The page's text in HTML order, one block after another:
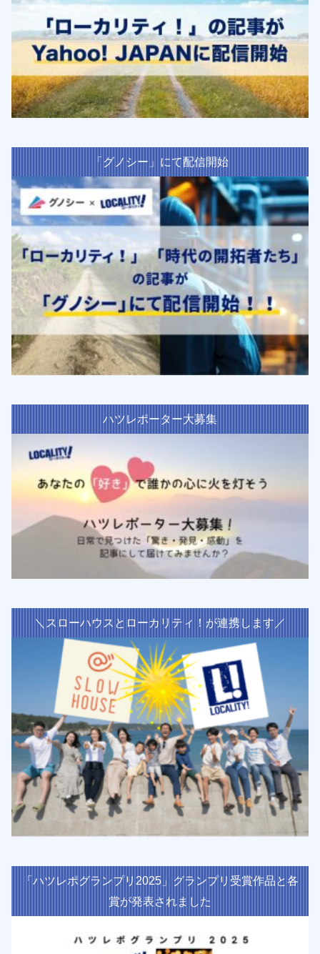
「グノシー」にて配信開始
ハツレポーター大募集
＼スローハウスとローカリティ！が連携します／
「ハツレポグランプリ2025」グランプリ受賞作品と各
賞が発表されました